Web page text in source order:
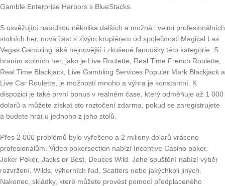
Gamble Enterprise Harbors s BlueStacks.
S osvěžující nabídkou několika dalších a možná i velmi profesionálních
stolních her, nová část s živým krupiérem od společnosti Magical Las
Vegas Gambling láká nejnovější i zkušené fanoušky této kategorie. S
hraním stolních her, jako je Live Roulette, Real Time French Roulette,
Real Time Blackjack, Live Gambling Services Popular Mark Blackjack a
Live Car Roulette, je možností mnoho a výhra je konstantní. K
dispozici je také první bonus v reálném čase, který odměňuje až 1 000
dolarů a můžete získat sto roztočení zdarma, pokud se zaregistrujete
a budete hrát u jednoho z jeho stolů.
Přes 2 000 problémů bylo vyřešeno a 2 miliony dolarů vráceno
profesionálům. Video pokersection nabízí Incentive Casino poker,
Joker Poker, Jacks or Best, Deuces Wild. Jeho spuštění nabízí výběr
rozvržení, Wilds, výherních řad, Scatters nebo jakýchkoli jiných.
Nakonec, skládky, které můžete provést pomocí předplaceného